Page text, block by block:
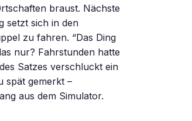
braust. Nächste
setzt sich in den
zu fahren. “Das Ding
nur? Fahrstunden hatte
Satzes verschluckt ein
spät gemerkt –
aus dem Simulator.